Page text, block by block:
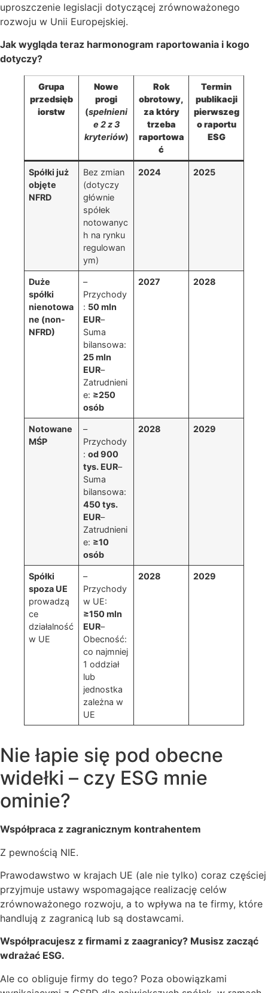
uproszczenie legislacji dotyczącej zrównoważonego
rozwoju w Unii Europejskiej.
Jak wygląda teraz harmonogram raportowania i kogo
dotyczy?
Grupa
przedsięb
iorstw
Nowe
progi
(spełnieni
e 2 z 3
kryteriów)
Rok
obrotowy,
za który
trzeba
raportowa
ć
Termin
publikacji
pierwszeg
o raportu
ESG
Spółki już
objęte
NFRD
Bez zmian
(dotyczy
głównie
spółek
notowanyc
h na rynku
regulowan
ym)
2024 2025
Duże
spółki
nienotowa
ne (non-
NFRD)
–
Przychody
: 50 mln
EUR–
Suma
bilansowa:
25 mln
EUR–
Zatrudnieni
e: ≥250
osób
2027 2028
Notowane
MŚP
–
Przychody
:od 900
tys. EUR–
Suma
bilansowa:
450 tys.
EUR–
Zatrudnieni
e: ≥10
osób
2028 2029
Spółki
spoza UE
prowadzą
ce
działalność
w UE
–
Przychody
w UE:
≥150 mln
EUR–
Obecność:
co najmniej
1 oddział
lub
jednostka
zależna w
UE
2028 2029
Nie łapie się pod obecne
widełki – czy ESG mnie
ominie?
Współpraca z zagranicznym kontrahentem
Z pewnością NIE.
Prawodawstwo w krajach UE (ale nie tylko) coraz częściej
przyjmuje ustawy wspomagające realizację celów
zrównoważonego rozwoju, a to wpływa na te firmy, które
handlują z zagranicą lub są dostawcami.
Współpracujesz z firmami z zaagranicy? Musisz zacząć
wdrażać ESG.
Ale co obliguje firmy do tego? Poza obowiązkami